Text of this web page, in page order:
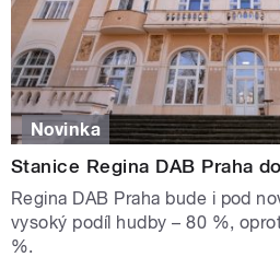
Novinka
Stanice Regina DAB Praha
Regina DAB Praha bude i pod
vysoký podíl hudby – 80 %,
%.